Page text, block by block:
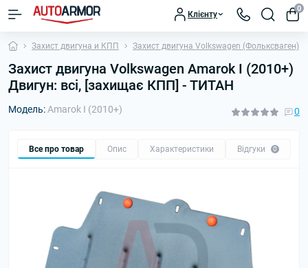
Клієнту
0
Захист двигуна и КПП Захист двигуна Volkswagen (Фольксваген)
Захист двигуна Volkswagen Amarok I (2010+)
Двигун: всі, [захищає КПП] - ТИТАН
Модель: Amarok I (2010+) 0
Все про товар Опис Характеристики Відгуки 0